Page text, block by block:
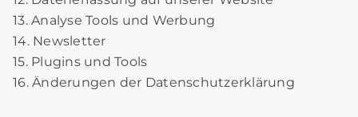
13. Analyse Tools und Werbung
14. Newsletter
15. Plugins und Tools
16. Änderungen der Datenschutzerklärung